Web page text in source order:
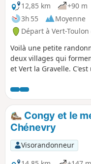
12,85 km
+90 m
3h 55
Moyenne
Départ à Vert-
Voilà une petite
deux villages qui
et Vert la Gravelle.
varié : marais, vignes,
Château privé de la
belle aire de pique-
Montagne, d'où on
Congy et le
Chénevry
Visorandonneur